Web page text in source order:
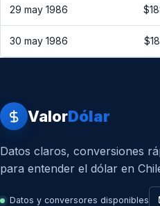
29 may 1986
30 may 1986
ValorDólar
Datos claros, conversiones
para entender el dólar en
Datos y conversores disponibles